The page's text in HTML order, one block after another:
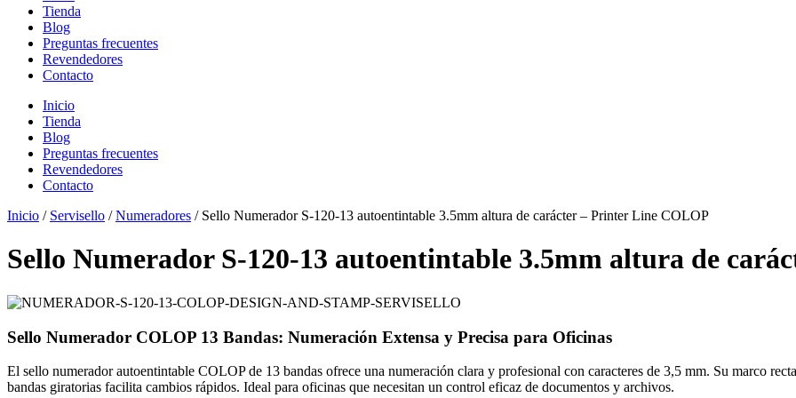
Tienda
Blog
Preguntas frecuentes
Revendedores
Contacto
Inicio
Tienda
Blog
Preguntas frecuentes
Revendedores
Contacto
Inicio / Servisello /Numeradores / Sello Numerador S-120-13 autoentintable 3.5mm altura de carácter – Printer Line COLOP
Sello Numerador S-120-13 autoentintable 3.5mm altura de
Sello Numerador COLOP 13 Bandas: Numeración Extensa y Precisa para Oficinas
El sello numerador autoentintable COLOP de 13 bandas ofrece una numeración clara y profesional con caracteres de 3,5 mm. Su marco
bandas giratorias facilita cambios rápidos. Ideal para oficinas que necesitan un control eficaz de documentos y archivos.